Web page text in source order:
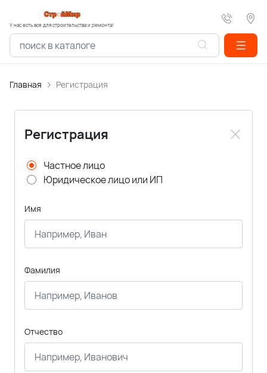
У нас есть все для строительства и ремонта!
Главная Регистрация
Регистрация
Частное лицо
Юридическое лицо или ИП
Имя
Фамилия
Отчество